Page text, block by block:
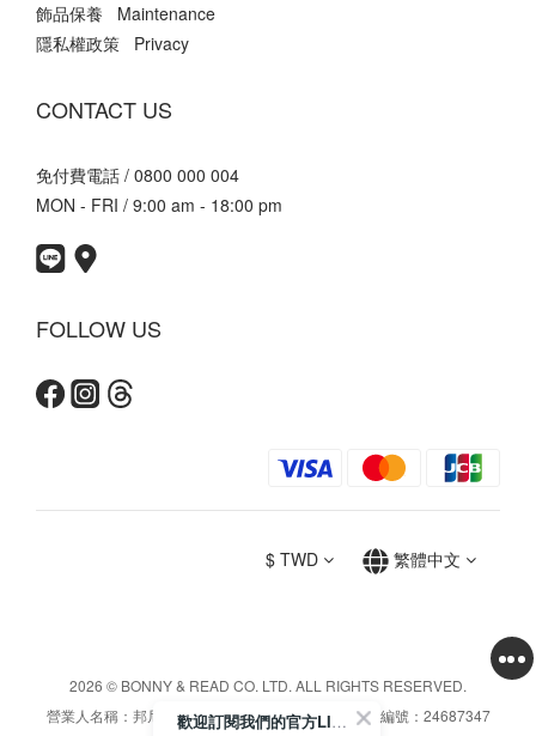
飾品保養 Maintenance
隱私權政策 Privacy
CONTACT US
免付費電話 / 0800 000 004
MON - FRI / 9:00 am - 18:00 pm
FOLLOW US
$ TWD 繁體中文
2026 © BONNY & READ CO. LTD. ALL RIGHTS RESERVED.
營業人名稱：邦尼利得國際實業股份有限公司 / 統一編號：24687347
歡迎訂閱我們的官方LINE帳號獲得最新資訊